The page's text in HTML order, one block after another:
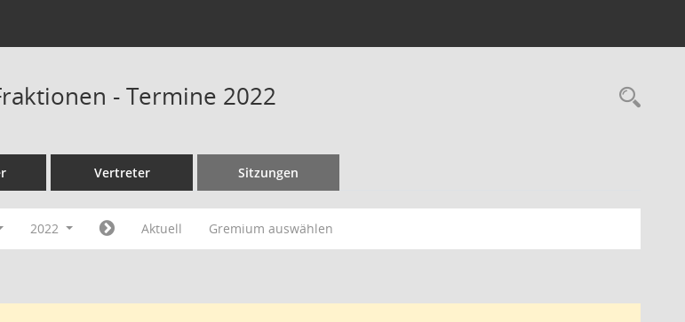
- Termine 2022
Vertreter Sitzungen
2022 Aktuell Gremium auswählen